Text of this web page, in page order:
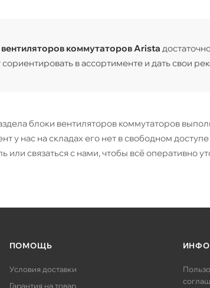
коммутаторов Arista
в ассортименте и дать свои
блоки вентиляторов коммутаторов
у нас на складах его нет в свободном
связаться с нами, чтобы всё оперативно
ПОМОЩЬ
Условия доставки
Гарантия на товар